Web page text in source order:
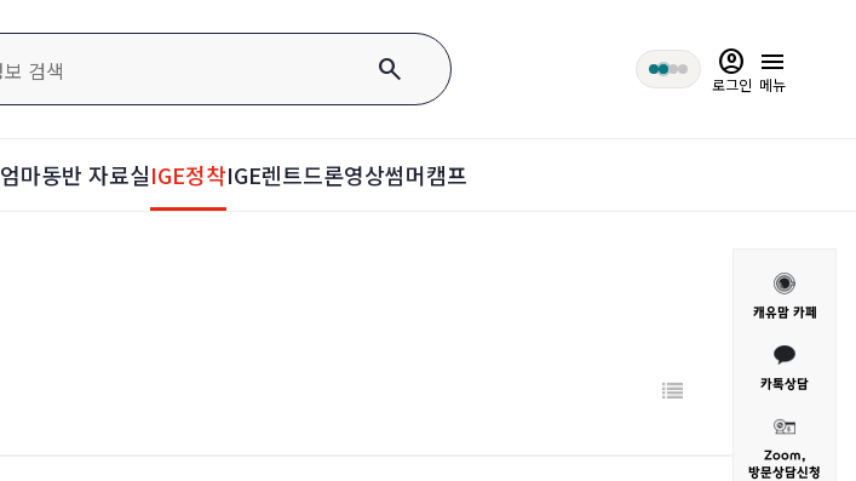
search account_circle
로그인
menu
메뉴
엄마동반 자료실IGE정착IGE렌트드론영상썸머캠프
캐유맘 카페
카톡상담
Zoom,
방문상담신청